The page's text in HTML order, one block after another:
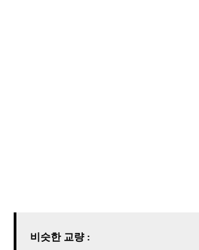
비슷한 교량 :